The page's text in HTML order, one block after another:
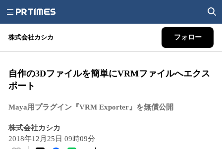
株式会社カシカ フォロー
自作の3Dファイルを簡単にVRMファイルへエクス
ポート
Maya用プラグイン『VRM Exporter』を無償公開
株式会社カシカ
2018年12月25日 09時09分